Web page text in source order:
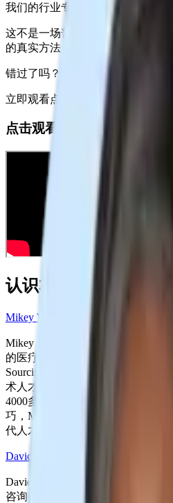
我们的行业专家小组受到全球超过
这不是一场普通的会议，而是这
的真实方法。
错过了吗？
立即观看点播回放
点击观看本次网络研讨会回放
认识本次网络研讨会嘉
Mikey Weil（31K 关注者）
Mikey 是
的医疗、科技和财富500强企业的
Sourcing Summit 和 SourceCon
术人才搜寻和人际沟通方面建立了
4000多名订阅者的新闻通讯，到
巧，Mikey 的见解帮助招聘人员
代人才市场。
David Marr（69K 关注者）
David 是
咨询公司、招聘机构和企业环境中